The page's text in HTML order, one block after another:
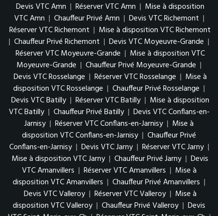
Devis VTC Amn | Réserver VTC Amn | Mise à disposition
VTC Amn | Chauffeur Privé Amn | Devis VTC Richemont |
Réserver VTC Richemont | Mise à disposition VTC Richemont
| Chauffeur Privé Richemont | Devis VTC Moyeuvre-Grande |
Réserver VTC Moyeuvre-Grande | Mise à disposition VTC
Moyeuvre-Grande | Chauffeur Privé Moyeuvre-Grande |
Devis VTC Rosselange | Réserver VTC Rosselange | Mise à
disposition VTC Rosselange | Chauffeur Privé Rosselange |
Devis VTC Batilly | Réserver VTC Batilly | Mise à disposition
VTC Batilly | Chauffeur Privé Batilly | Devis VTC Conflans-en-
Jarnisy | Réserver VTC Conflans-en-Jarnisy | Mise à
disposition VTC Conflans-en-Jarnisy | Chauffeur Privé
Conflans-en-Jarnisy | Devis VTC Jarny | Réserver VTC Jarny |
Mise à disposition VTC Jarny | Chauffeur Privé Jarny | Devis
VTC Amanvillers | Réserver VTC Amanvillers | Mise à
disposition VTC Amanvillers | Chauffeur Privé Amanvillers |
Devis VTC Valleroy | Réserver VTC Valleroy | Mise à
disposition VTC Valleroy | Chauffeur Privé Valleroy | Devis